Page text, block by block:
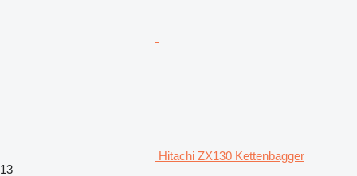
Hitachi ZX130 Kettenbagger
13